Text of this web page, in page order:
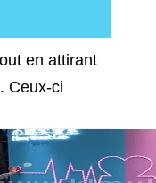
en attirant
Ceux-ci